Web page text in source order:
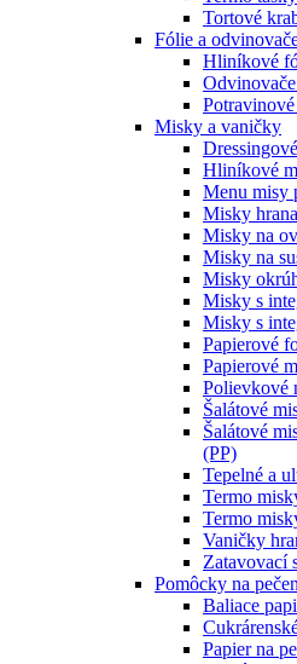
Tortové
Fólie a
Hliníkové
Misky a vaničky
Hliníkové
Menu misy
Misky
Misky na
Misky na
Misky
Misky s
Misky s
Papierové
Papierové
Polievkové
Šalátové
Šalátové
(PP)
Tepelné a
Termo
Termo
Vaničky
Zatavovací
Pomôcky na
Baliace
Papier na